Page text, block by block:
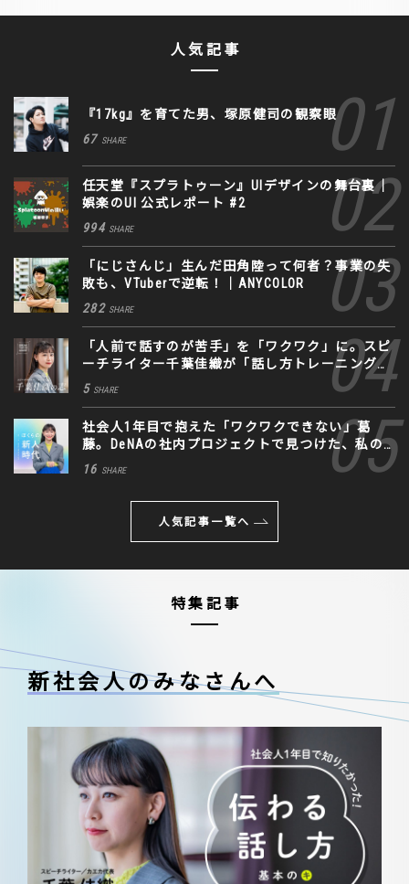
人気記事
『17kg』を育てた男、塚原健司の観察眼
67 SHARE
任天堂『スプラトゥーン』UIデザインの舞台裏｜
娯楽のUI 公式レポート #2
994 SHARE
「にじさんじ」生んだ田角陸って何者？事業の失
敗も、VTuberで逆転！｜ANYCOLOR
282 SHARE
「人前で話すのが苦手」を「ワクワク」に。スピ
ーチライター千葉佳織が「話し方トレーニング」
に込めた思い
5 SHARE
社会人1年目で抱えた「ワクワクできない」葛
藤。DeNAの社内プロジェクトで見つけた、私の
生きる道
16 SHARE
人気記事一覧へ
特集記事
新社会人のみなさんへ